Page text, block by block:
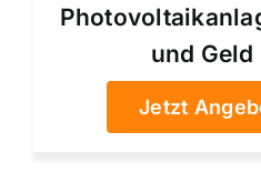
und Geld
Jetzt